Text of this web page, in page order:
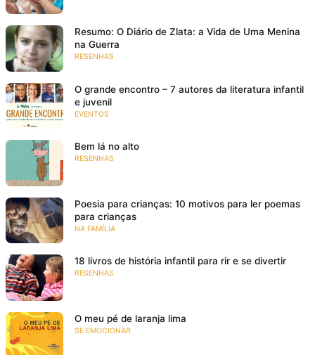
Resumo: O Diário de Zlata: a Vida de Uma Menina
na Guerra
RESENHAS
O grande encontro – 7 autores da literatura infantil
e juvenil
EVENTOS
Bem lá no alto
RESENHAS
Poesia para crianças: 10 motivos para ler poemas
para crianças
NA FAMÍLIA
18 livros de história infantil para rir e se divertir
RESENHAS
O meu pé de laranja lima
SE EMOCIONAR